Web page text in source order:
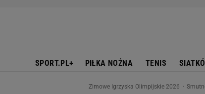
SPORT.PL+ PIŁKA NOŻNA TENIS
Zimowe Igrzyska Olimpijskie 2026